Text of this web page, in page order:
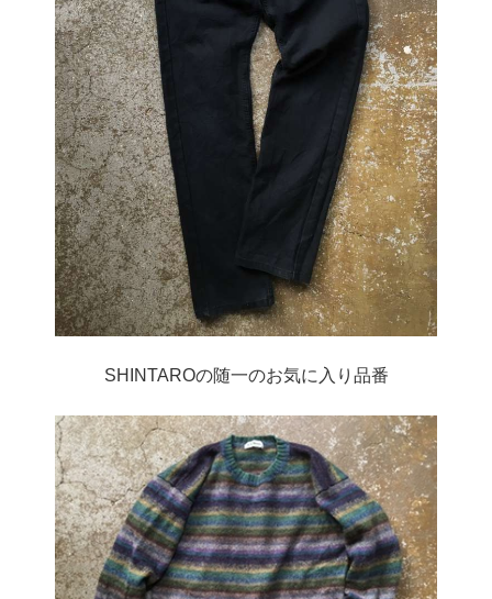
SHINTAROの随一のお気に入り品番